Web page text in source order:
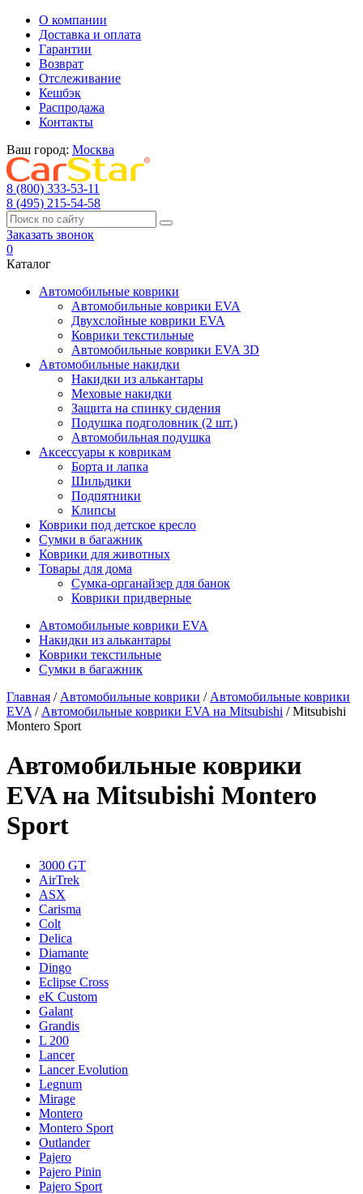
О компании
Доставка и оплата
Гарантии
Возврат
Отслеживание
Кешбэк
Распродажа
Контакты
Ваш город: Москва
8 (800) 333-53-11
8 (495) 215-54-58
Заказать звонок
0
Каталог
Автомобильные коврики
Автомобильные коврики EVA
Двухслойные коврики EVA
Коврики текстильные
Автомобильные коврики EVA 3D
Автомобильные накидки
Накидки из алькантары
Меховые накидки
Защита на спинку сидения
Подушка подголовник (2 шт.)
Автомобильная подушка
Аксессуары к коврикам
Борта и лапка
Шильдики
Подпятники
Клипсы
Коврики под детское кресло
Сумки в багажник
Коврики для животных
Товары для дома
Сумка-органайзер для банок
Коврики придверные
Автомобильные коврики EVA
Накидки из алькантары
Коврики текстильные
Сумки в багажник
Главная / Автомобильные коврики / Автомобильные коврики
EVA / Автомобильные коврики EVA на Mitsubishi / Mitsubishi
Montero Sport
Автомобильные коврики
EVA на Mitsubishi Montero
Sport
3000 GT
AirTrek
ASX
Carisma
Colt
Delica
Diamante
Dingo
Eclipse Cross
eK Custom
Galant
Grandis
L 200
Lancer
Lancer Evolution
Legnum
Mirage
Montero
Montero Sport
Outlander
Pajero
Pajero Pinin
Pajero Sport